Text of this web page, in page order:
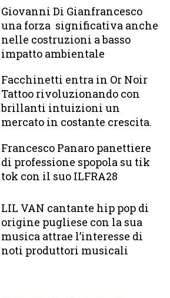
Giovanni Di Gianfrancesco
una forza significativa anche
nelle costruzioni a basso
impatto ambientale
Facchinetti entra in Or Noir
Tattoo rivoluzionando con
brillanti intuizioni un
mercato in costante crescita.
Francesco Panaro panettiere
di professione spopola su tik
tok con il suo ILFRA28
LIL VAN cantante hip pop di
origine pugliese con la sua
musica attrae l’interesse di
noti produttori musicali